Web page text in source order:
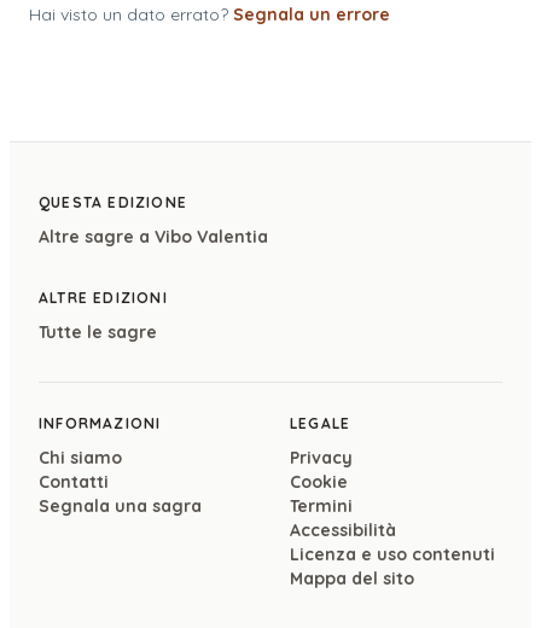
Hai visto un dato errato? Segnala un errore
QUESTA EDIZIONE
Altre sagre a Vibo Valentia
ALTRE EDIZIONI
Tutte le sagre
INFORMAZIONI
Chi siamo
Contatti
Segnala una sagra
LEGALE
Privacy
Cookie
Termini
Accessibilità
Licenza e uso contenuti
Mappa del sito